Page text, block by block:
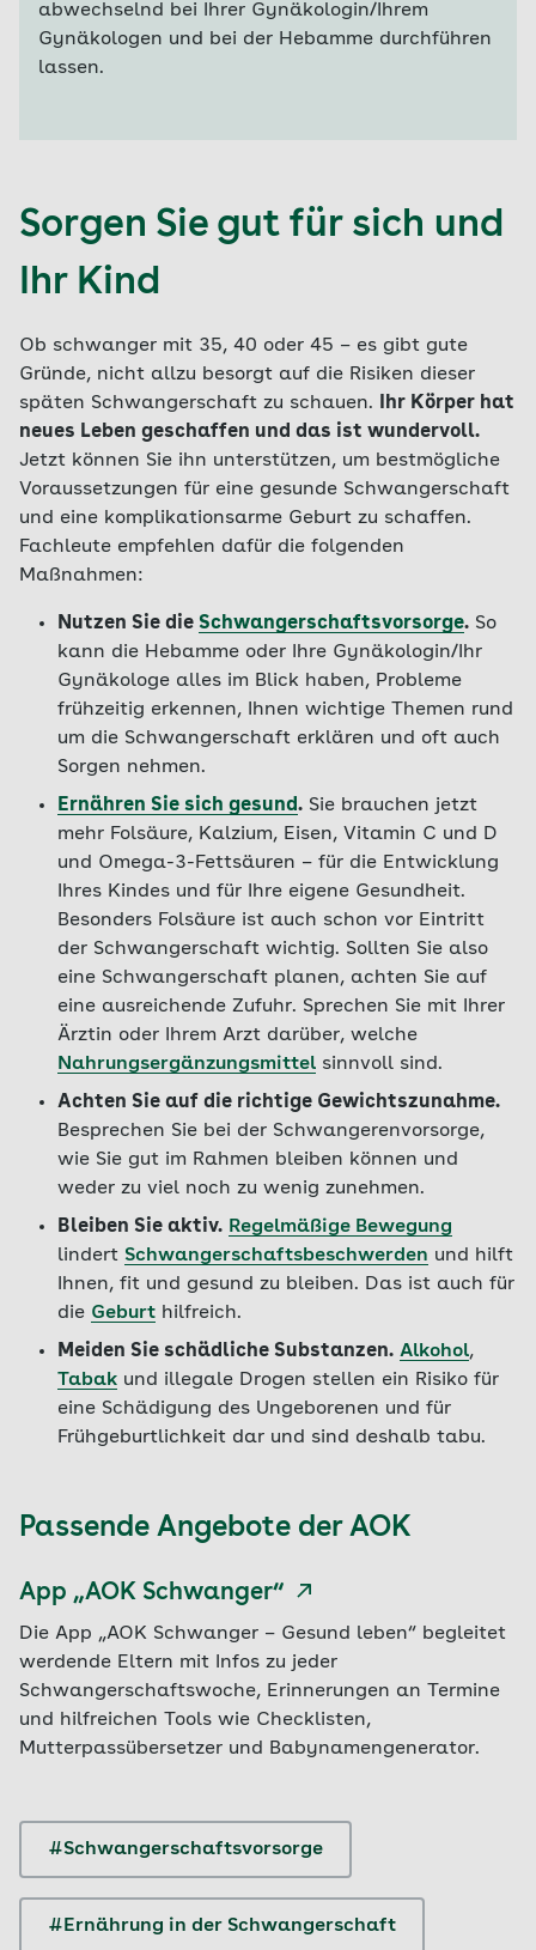
abwechselnd bei Ihrer Gynäkologin/Ihrem
Gynäkologen und bei der Hebamme durchführen
lassen.
Sorgen Sie gut für sich und
Ihr Kind
Ob schwanger mit 35, 40 oder 45 – es gibt gute
Gründe, nicht allzu besorgt auf die Risiken dieser
späten Schwangerschaft zu schauen.
Ihr Körper hat
neues Leben geschaffen und das ist wundervoll.
Jetzt können Sie ihn unterstützen, um bestmögliche
Voraussetzungen für eine gesunde Schwangerschaft
und eine komplikationsarme Geburt zu schaffen.
Fachleute empfehlen dafür die folgenden
Maßnahmen:
Nutzen Sie die Schwangerschaftsvorsorge. So
kann die Hebamme oder Ihre Gynäkologin/Ihr
Gynäkologe alles im Blick haben, Probleme
frühzeitig erkennen, Ihnen wichtige Themen rund
um die Schwangerschaft erklären und oft auch
Sorgen nehmen.
Ernähren Sie sich gesund. Sie brauchen jetzt
mehr Folsäure, Kalzium, Eisen, Vitamin C und D
und Omega-3-Fettsäuren – für die Entwicklung
Ihres Kindes und für Ihre eigene Gesundheit.
Besonders Folsäure ist auch schon vor Eintritt
der Schwangerschaft wichtig. Sollten Sie also
eine Schwangerschaft planen, achten Sie auf
eine ausreichende Zufuhr. Sprechen Sie mit Ihrer
Ärztin oder Ihrem Arzt darüber, welche
Nahrungsergänzungsmittel sinnvoll sind.
Achten Sie auf die richtige Gewichtszunahme.
Besprechen Sie bei der Schwangerenvorsorge,
wie Sie gut im Rahmen bleiben können und
weder zu viel noch zu wenig zunehmen.
Bleiben Sie aktiv. Regelmäßige Bewegung
lindert Schwangerschaftsbeschwerden und hilft
Ihnen, fit und gesund zu bleiben. Das ist auch für
die Geburt hilfreich.
Meiden Sie schädliche Substanzen. Alkohol,
Tabak und illegale Drogen stellen ein Risiko für
eine Schädigung des Ungeborenen und für
Frühgeburtlichkeit dar und sind deshalb tabu.
Passende Angebote der AOK
App „AOK Schwanger“
Die App „AOK Schwanger – Gesund leben“ begleitet
werdende Eltern mit Infos zu jeder
Schwangerschaftswoche, Erinnerungen an Termine
und hilfreichen Tools wie Checklisten,
Mutterpassübersetzer und Babynamengenerator.
#Schwangerschaftsvorsorge
#Ernährung in der Schwangerschaft